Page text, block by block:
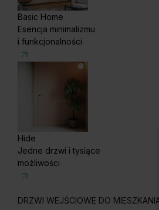
Basic Home
Esencja minimalizmu
i funkcjonalności
Hide
Jedne drzwi i tysiące
możliwości
DRZWI WEJŚCIOWE DO